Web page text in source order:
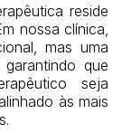
reside
nossa clínica,
mas uma
que
seja
às mais